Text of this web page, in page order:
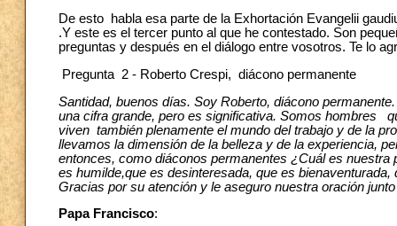
De esto habla esa parte de la Exhortación Evangelii
.Y este es el tercer punto al que he contestado. Son
preguntas y después en el diálogo entre vosotros. Te lo
Pregunta 2 - Roberto Crespi, diácono permanente
Santidad, buenos días. Soy Roberto, diácono
una cifra grande, pero es significativa. Somos hombres
viven también plenamente el mundo del trabajo y de la
llevamos la dimensión de la belleza y de la experiencia,
entonces, como diáconos permanentes ¿Cuál es
es humilde,que es desinteresada, que es
Gracias por su atención y le aseguro nuestra oración
Papa Francisco: